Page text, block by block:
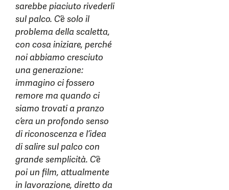
sarebbe piaciuto rivederli
sul palco. C’è solo il
problema della scaletta,
con cosa iniziare, perché
noi abbiamo cresciuto
una generazione:
immagino ci fossero
remore ma quando ci
siamo trovati a pranzo
c’era un profondo senso
di riconoscenza e l’idea
di salire sul palco con
grande semplicità. C’è
poi un film, attualmente
in lavorazione, diretto da